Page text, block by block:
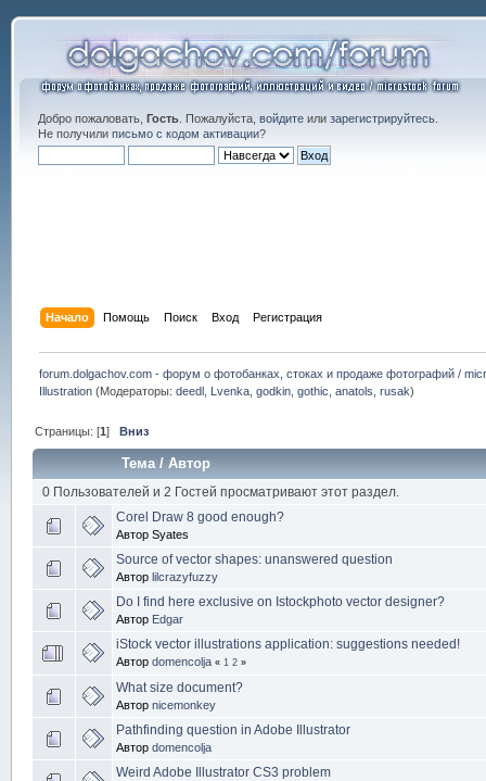
Добро пожаловать, Гость. Пожалуйста, войдитеили зарегистрируйтесь.
Не получили письмо с кодом активации?
Начало Помощь Поиск Вход Регистрация
forum.dolgachov.com - форум о фотобанках, стоках и продаже фотографий /
Illustration (Модераторы:deedl Lvenka ,godkin ,gothic ,anatols ,rusak)
Страницы: [1]Вниз
Тема/ Автор
0 Пользователей и 2 Гостей просматривают этот раздел.
Corel Draw 8 good enough?
Автор Syates
Source of vector shapes: unanswered question
Автор lilcrazyfuzzy
Do I find here exclusive on Istockphoto vector designer?
Автор Edgar
iStock vector illustrations application: suggestions needed!
Автор domencolja « 1 2»
What size document?
Автор nicemonkey
Pathfinding question in Adobe Illustrator
Автор domencolja
Weird Adobe Illustrator CS3 problem